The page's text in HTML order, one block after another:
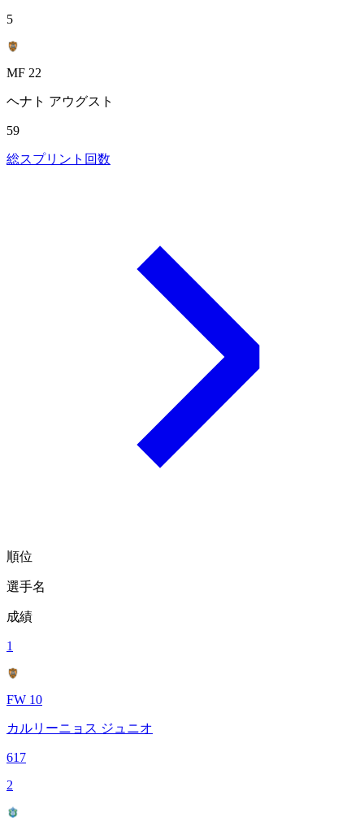
5
MF 22
ヘナト アウグスト
59
総スプリント回数
順位
選手名
成績
1
FW 10
カルリーニョス ジュニオ
617
2